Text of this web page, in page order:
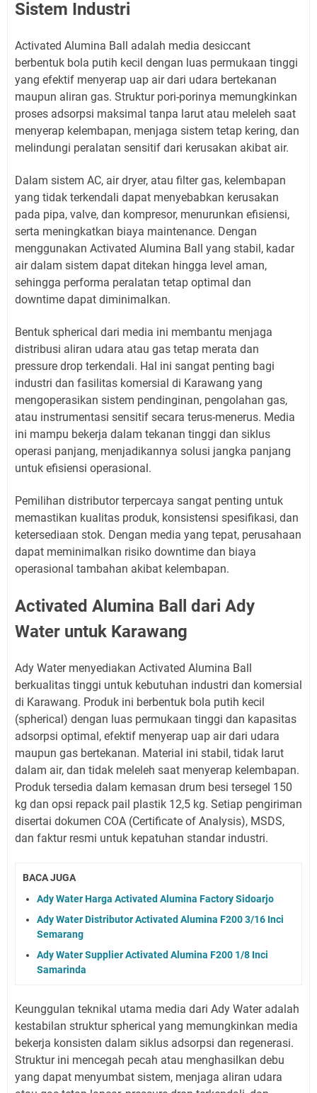
Sistem Industri
Activated Alumina Ball adalah media desiccant
berbentuk bola putih kecil dengan luas permukaan tinggi
yang efektif menyerap uap air dari udara bertekanan
maupun aliran gas. Struktur pori-porinya memungkinkan
proses adsorpsi maksimal tanpa larut atau meleleh saat
menyerap kelembapan, menjaga sistem tetap kering, dan
melindungi peralatan sensitif dari kerusakan akibat air.
Dalam sistem AC, air dryer, atau filter gas, kelembapan
yang tidak terkendali dapat menyebabkan kerusakan
pada pipa, valve, dan kompresor, menurunkan efisiensi,
serta meningkatkan biaya maintenance. Dengan
menggunakan Activated Alumina Ball yang stabil, kadar
air dalam sistem dapat ditekan hingga level aman,
sehingga performa peralatan tetap optimal dan
downtime dapat diminimalkan.
Bentuk spherical dari media ini membantu menjaga
distribusi aliran udara atau gas tetap merata dan
pressure drop terkendali. Hal ini sangat penting bagi
industri dan fasilitas komersial di Karawang yang
mengoperasikan sistem pendinginan, pengolahan gas,
atau instrumentasi sensitif secara terus-menerus. Media
ini mampu bekerja dalam tekanan tinggi dan siklus
operasi panjang, menjadikannya solusi jangka panjang
untuk efisiensi operasional.
Pemilihan distributor terpercaya sangat penting untuk
memastikan kualitas produk, konsistensi spesifikasi, dan
ketersediaan stok. Dengan media yang tepat, perusahaan
dapat meminimalkan risiko downtime dan biaya
operasional tambahan akibat kelembapan.
Activated Alumina Ball dari Ady
Water untuk Karawang
Ady Water menyediakan Activated Alumina Ball
berkualitas tinggi untuk kebutuhan industri dan komersial
di Karawang. Produk ini berbentuk bola putih kecil
(spherical) dengan luas permukaan tinggi dan kapasitas
adsorpsi optimal, efektif menyerap uap air dari udara
maupun gas bertekanan. Material ini stabil, tidak larut
dalam air, dan tidak meleleh saat menyerap kelembapan.
Produk tersedia dalam kemasan drum besi tersegel 150
kg dan opsi repack pail plastik 12,5 kg. Setiap pengiriman
disertai dokumen COA (Certificate of Analysis), MSDS,
dan faktur resmi untuk kepatuhan standar industri.
BACA JUGA
Ady Water Harga Activated Alumina Factory Sidoarjo
Ady Water Distributor Activated Alumina F200 3/16 Inci
Semarang
Ady Water Supplier Activated Alumina F200 1/8 Inci
Samarinda
Keunggulan teknikal utama media dari Ady Water adalah
kestabilan struktur spherical yang memungkinkan media
bekerja konsisten dalam siklus adsorpsi dan regenerasi.
Struktur ini mencegah pecah atau menghasilkan debu
yang dapat menyumbat sistem, menjaga aliran udara